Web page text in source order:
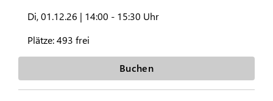
Di, 01.12.26 | 14:00 - 15:30 Uhr
Plätze:493 frei
Buchen